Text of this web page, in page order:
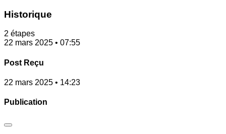
Historique
2 étapes
22 mars 2025 • 07:55
Post Reçu
22 mars 2025 • 14:23
Publication